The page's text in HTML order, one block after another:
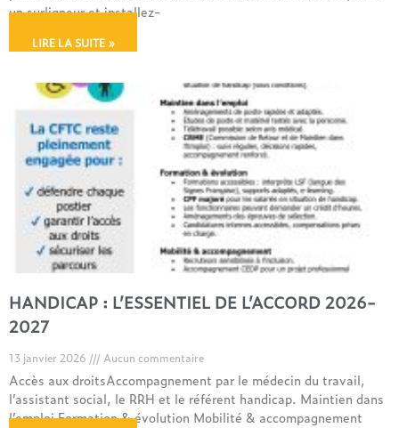
un surligneur et installez-
LIRE LA SUITE »
HANDICAP : L’ESSENTIEL DE L’ACCORD 2026-
2027
13 janvier 2026 Aucun commentaire
Accès aux droitsAccompagnement par le médecin du travail,
l’assistant social, le RRH et le référent handicap. Maintien dans
l’emploi Formation & évolution Mobilité & accompagnement